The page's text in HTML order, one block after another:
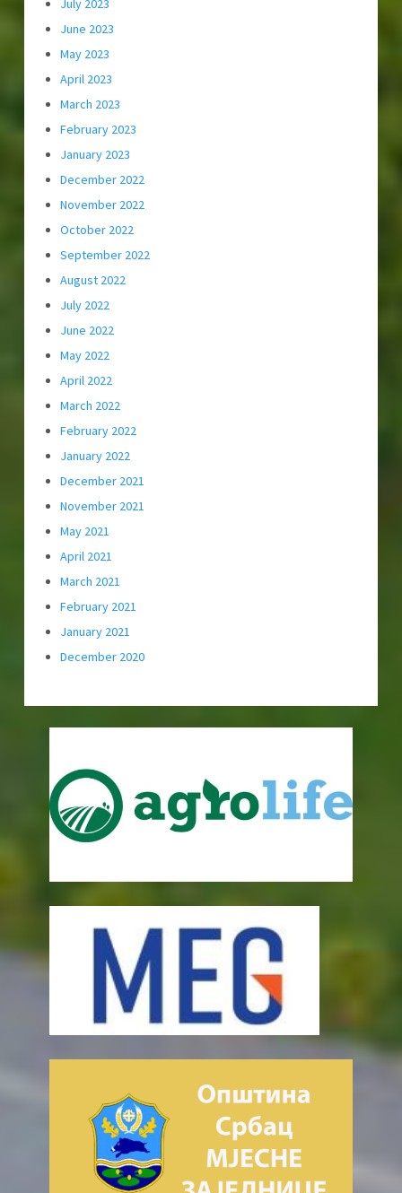
June 2023
May 2023
April 2023
March 2023
February 2023
January 2023
December 2022
November 2022
October 2022
September 2022
August 2022
July 2022
June 2022
May 2022
April 2022
March 2022
February 2022
January 2022
December 2021
November 2021
May 2021
April 2021
March 2021
February 2021
January 2021
December 2020